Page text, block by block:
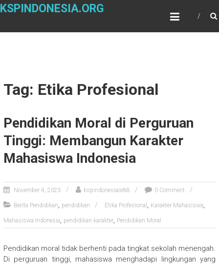
Skip
KSPINDONESIA.ORG
Tag: Etika Profesional
Pendidikan Moral di Perguruan
Tinggi: Membangun Karakter
Mahasiswa Indonesia
November 4, 2025 kspindonesiaor88 0 Comment
Berita Pendidikan, pendidikan Etika Profesional , Karakter Mahasiswa,
Mahasiswa Indonesia, pendidikan karakter, Pendidikan Moral
Pendidikan moral tidak berhenti pada tingkat sekolah menengah.
Di perguruan tinggi, mahasiswa menghadapi lingkungan yang